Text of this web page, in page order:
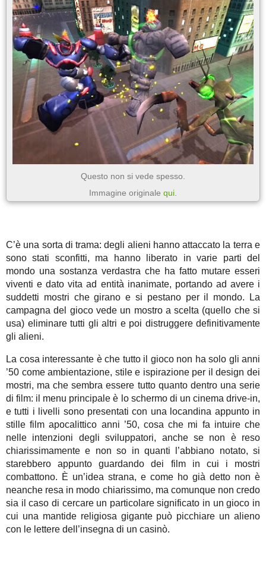
Questo non si vede spesso.
Immagine originale qui
C’è una sorta di trama: degli alieni hanno attaccato la terra e
sono stati sconfitti, ma hanno liberato in varie parti del
mondo una sostanza verdastra che ha fatto mutare esseri
viventi e dato vita ad entità inanimate, portando ad avere i
suddetti mostri che girano e si pestano per il mondo. La
campagna del gioco vede un mostro a scelta (quello che si
usa) eliminare tutti gli altri e poi distruggere definitivamente
gli alieni.
La cosa interessante è che tutto il gioco non ha solo gli anni
’50 come ambientazione, stile e ispirazione per il design dei
mostri, ma che sembra essere tutto quanto dentro una serie
di film: il menu principale è lo schermo di un cinema drive-in,
e tutti i livelli sono presentati con una locandina appunto in
stille film apocalittico anni ’50, cosa che mi fa intuire che
nelle intenzioni degli sviluppatori, anche se non è reso
chiarissimamente e non so in quanti l’abbiano notato, si
starebbero appunto guardando dei film in cui i mostri
combattono. È un’idea strana, e come ho già detto non è
neanche resa in modo chiarissimo, ma comunque non credo
sia il caso di cercare un particolare significato in un gioco in
cui una mantide religiosa gigante può picchiare un alieno
con le lettere dell’insegna di un casinò.